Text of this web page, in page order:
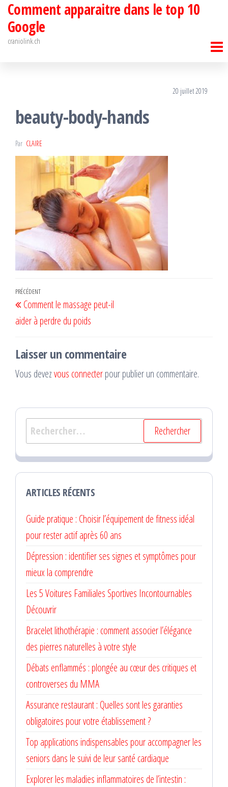
Passer
contenu
Comment apparaitre dans le top 10
Google
craniolink.ch
20 juillet 2019
beauty-body-hands
Par CLAIRE
Navigation
de
l’article
Article
précédent
PRÉCÉDENT
Comment le massage peut-il
aider à perdre du poids
Laisser un commentaire
Vous devezvous connecterpour publier un commentaire.
Rechercher :
ARTICLES RÉCENTS
Guide pratique : Choisir l’équipement de fitness idéal
pour rester actif après 60 ans
Dépression : identifier ses signes et symptômes pour
mieux la comprendre
Les 5 Voitures Familiales Sportives Incontournables
Découvrir
Bracelet lithothérapie : comment associer l’élégance
des pierres naturelles à votre style
Débats enflammés : plongée au cœur des critiques et
controverses du MMA
Assurance restaurant : Quelles sont les garanties
obligatoires pour votre établissement ?
Top applications indispensables pour accompagner les
seniors dans le suivi de leur santé cardiaque
Explorer les maladies inflammatoires de l’intestin :